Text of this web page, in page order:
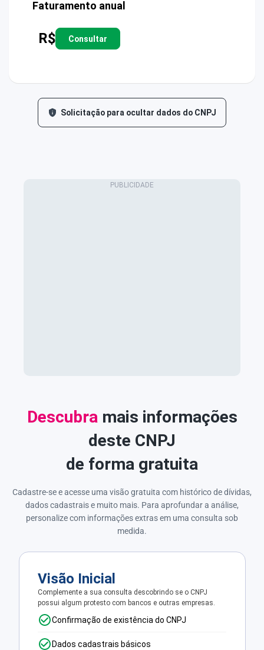
Faturamento anual
R$ Consultar
Solicitação para ocultar dados do CNPJ
Descubra mais informações
deste CNPJ
de forma gratuita
Cadastre-se e acesse uma visão gratuita com histórico de dívidas,
dados cadastrais e muito mais. Para aprofundar a análise,
personalize com informações extras em uma consulta sob
medida.
Visão Inicial
Complemente a sua consulta descobrindo se o CNPJ
possui algum protesto com bancos e outras empresas.
Confirmação de existência do CNPJ
Dados cadastrais básicos